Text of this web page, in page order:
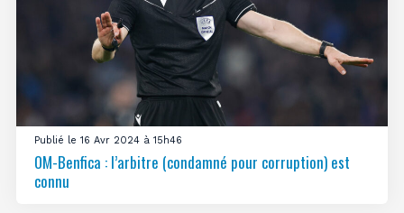
Publié le 16 Avr 2024 à 15h46
OM-Benfica : l’arbitre (condamné pour corruption) est
connu